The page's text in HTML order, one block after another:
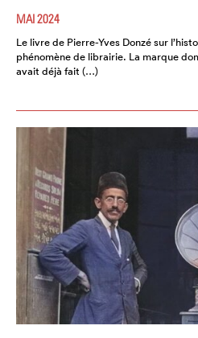
MAI 2024
Le livre de Pierre-Yves Donzé sur
phénomène de librairie. La marque
avait déjà fait (…)